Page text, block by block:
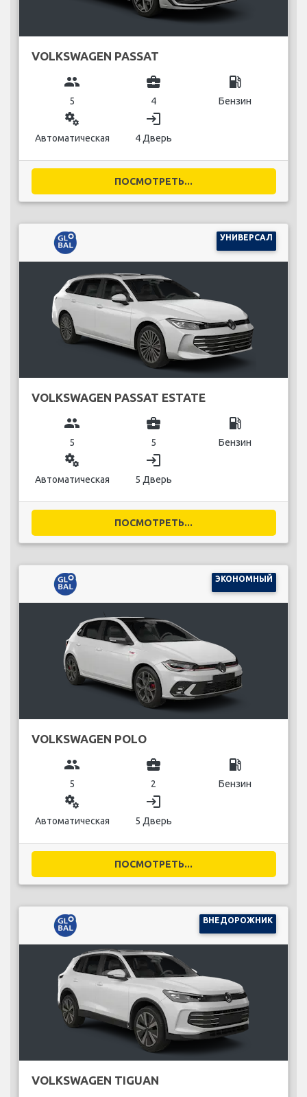
VOLKSWAGEN PASSAT
group
5
business_center
4
local_gas_station
Бензин
miscellaneous_services
Автоматическая
login
4 Дверь
ПОСМОТРЕТЬ...
УНИВЕРСАЛ
VOLKSWAGEN PASSAT ESTATE
group
5
business_center
5
local_gas_station
Бензин
miscellaneous_services
Автоматическая
login
5 Дверь
ПОСМОТРЕТЬ...
ЭКОНОМНЫЙ
VOLKSWAGEN POLO
group
5
business_center
2
local_gas_station
Бензин
miscellaneous_services
Автоматическая
login
5 Дверь
ПОСМОТРЕТЬ...
ВНЕДОРОЖНИК
VOLKSWAGEN TIGUAN